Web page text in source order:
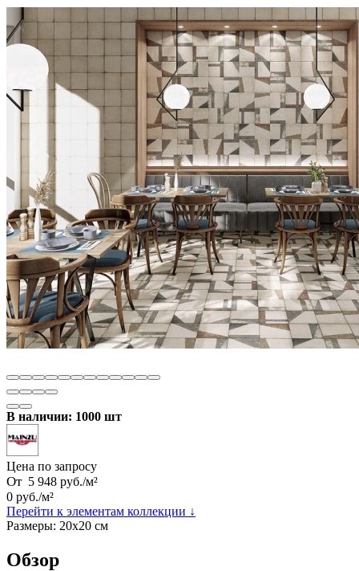
В наличии: 1000 шт
Цена по запросу
От 5 948 руб./м²
0 руб./м²
Перейти к элементам коллекции ↓
Размеры: 20х20 см
Обзор